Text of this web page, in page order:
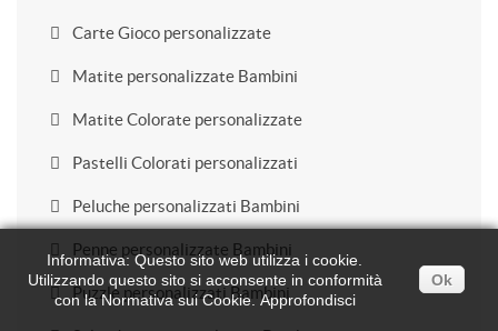
Carte Gioco personalizzate
Matite personalizzate Bambini
Matite Colorate personalizzate
Pastelli Colorati personalizzati
Peluche personalizzati Bambini
Penne personalizzate Bambini
Puzzle personalizzati Bambini
Informativa: Questo sito web utilizza i cookie.
Utilizzando questo sito si acconsente in conformità
con la Normativa sui Cookie.Approfondisci
Ok